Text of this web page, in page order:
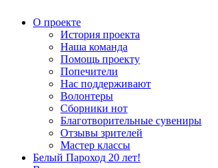
О проекте
История проекта
Наша команда
Помощь проекту
Попечители
Нас поддерживают
Волонтеры
Сборники нот
Благотворительные сувениры
Отзывы зрителей
Мастер классы
Белый Пароход 20 лет!